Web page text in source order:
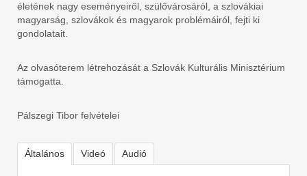
életének nagy eseményeiről, szülővárosáról, a szlovákiai
magyarság, szlovákok és magyarok problémáiról, fejti ki
gondolatait.
Az olvasóterem létrehozását a Szlovák Kulturális Minisztérium
támogatta.
Pálszegi Tibor felvételei
Általános Videó Audió